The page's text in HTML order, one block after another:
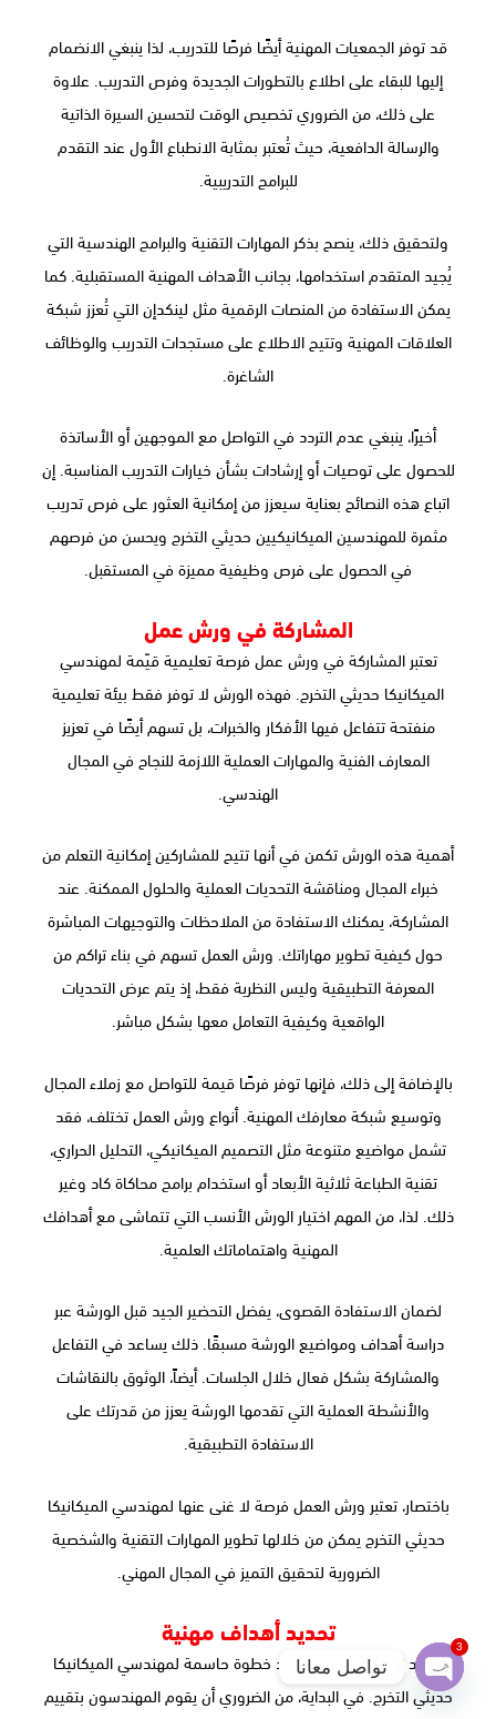
قد توفر الجمعيات المهنية أيضًا فرصًا للتدريب، لذا ينبغي الانضمام
إليها للبقاء على اطلاع بالتطورات الجديدة وفرص التدريب. علاوة
على ذلك، من الضروري تخصيص الوقت لتحسين السيرة الذاتية
والرسالة الدافعية، حيث تُعتبر بمثابة الانطباع الأول عند التقدم
للبرامج التدريبية.
ولتحقيق ذلك، ينصح بذكر المهارات التقنية والبرامج الهندسية التي
يُجيد المتقدم استخدامها، بجانب الأهداف المهنية المستقبلية. كما
يمكن الاستفادة من المنصات الرقمية مثل لينكدإن التي تُعزز شبكة
العلاقات المهنية وتتيح الاطلاع على مستجدات التدريب والوظائف
الشاغرة.
أخيرًا، ينبغي عدم التردد في التواصل مع الموجهين أو الأساتذة
للحصول على توصيات أو إرشادات بشأن خيارات التدريب المناسبة. إن
اتباع هذه النصائح بعناية سيعزز من إمكانية العثور على فرص تدريب
مثمرة للمهندسين الميكانيكيين حديثي التخرج ويحسن من فرصهم
في الحصول على فرص وظيفية مميزة في المستقبل.
المشاركة في ورش عمل
تعتبر المشاركة في ورش عمل فرصة تعليمية قيّمة لمهندسي
الميكانيكا حديثي التخرج. فهذه الورش لا توفر فقط بيئة تعليمية
منفتحة تتفاعل فيها الأفكار والخبرات، بل تسهم أيضًا في تعزيز
المعارف الفنية والمهارات العملية اللازمة للنجاح في المجال
الهندسي.
أهمية هذه الورش تكمن في أنها تتيح للمشاركين إمكانية التعلم من
خبراء المجال ومناقشة التحديات العملية والحلول الممكنة. عند
المشاركة، يمكنك الاستفادة من الملاحظات والتوجيهات المباشرة
حول كيفية تطوير مهاراتك. ورش العمل تسهم في بناء تراكم من
المعرفة التطبيقية وليس النظرية فقط، إذ يتم عرض التحديات
الواقعية وكيفية التعامل معها بشكل مباشر.
بالإضافة إلى ذلك، فإنها توفر فرصًا قيمة للتواصل مع زملاء المجال
وتوسيع شبكة معارفك المهنية. أنواع ورش العمل تختلف، فقد
تشمل مواضيع متنوعة مثل التصميم الميكانيكي، التحليل الحراري،
تقنية الطباعة ثلاثية الأبعاد أو استخدام برامج محاكاة كاد وغير
ذلك. لذا، من المهم اختيار الورش الأنسب التي تتماشى مع أهدافك
المهنية واهتماماتك العلمية.
لضمان الاستفادة القصوى، يفضل التحضير الجيد قبل الورشة عبر
دراسة أهداف ومواضيع الورشة مسبقًا. ذلك يساعد في التفاعل
والمشاركة بشكل فعال خلال الجلسات. أيضاً، الوثوق بالنقاشات
والأنشطة العملية التي تقدمها الورشة يعزز من قدرتك على
الاستفادة التطبيقية.
باختصار، تعتبر ورش العمل فرصة لا غنى عنها لمهندسي الميكانيكا
حديثي التخرج يمكن من خلالها تطوير المهارات التقنية والشخصية
الضرورية لتحقيق التميز في المجال المهني.
تحديد أهداف مهنية
تحديد الأهداف المهنية يعد خطوة حاسمة لمهندسي الميكانيكا
حديثي التخرج. في البداية، من الضروري أن يقوم المهندسون بتقييم
تواصل معانا
Open
chaty
3